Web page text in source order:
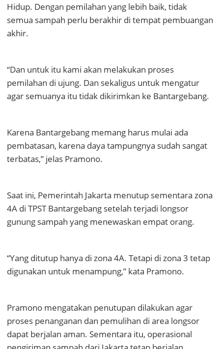
Hidup. Dengan pemilahan yang lebih baik, tidak
semua sampah perlu berakhir di tempat pembuangan
akhir.
“Dan untuk itu kami akan melakukan proses
pemilahan di ujung. Dan sekaligus untuk mengatur
agar semuanya itu tidak dikirimkan ke Bantargebang.
Karena Bantargebang memang harus mulai ada
pembatasan, karena daya tampungnya sudah sangat
terbatas,” jelas Pramono.
Saat ini, Pemerintah Jakarta menutup sementara zona
4A di TPST Bantargebang setelah terjadi longsor
gunung sampah yang menewaskan empat orang.
“Yang ditutup hanya di zona 4A. Tetapi di zona 3 tetap
digunakan untuk menampung,” kata Pramono.
Pramono mengatakan penutupan dilakukan agar
proses penanganan dan pemulihan di area longsor
dapat berjalan aman. Sementara itu, operasional